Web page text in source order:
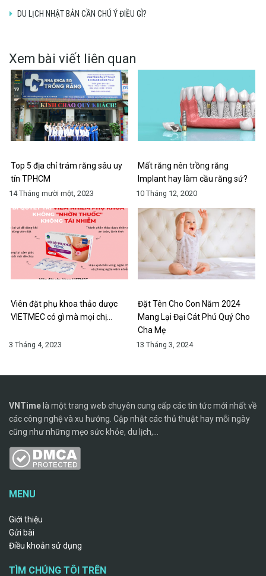
DU LỊCH NHẬT BẢN CẦN CHÚ Ý ĐIỀU GÌ?
Xem bài viết liên quan
Top 5 địa chỉ trám răng sâu uy
tín TPHCM
14 Tháng mười một, 2023
Mất răng nên trồng răng
Implant hay làm cầu răng sứ?
10 Tháng 12, 2020
Viên đặt phụ khoa thảo dược
VIETMEC có gì mà mọi chị…
3 Tháng 4, 2023
Đặt Tên Cho Con Năm 2024
Mang Lại Đại Cát Phú Quý Cho
Cha Mẹ
13 Tháng 3, 2024
VNTime là một trang web chuyên cung cấp các tin tức mới nhất về
các công nghệ và xu hướng. Cập nhật các thủ thuật hay mỗi ngày
cũng như những mẹo sức khỏe, du lịch,...
MENU
Giới thiệu
Gửi bài
Điều khoản sử dụng
TÌM CHÚNG TÔI TRÊN